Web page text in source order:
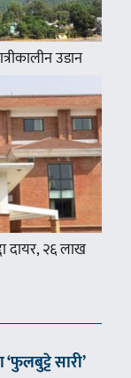
उडान
दायर, २६ लाख
सारी’